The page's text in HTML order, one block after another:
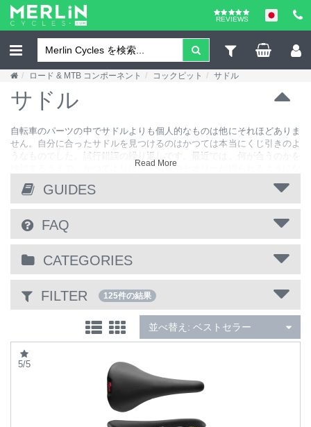
REVIEWS
ロード & MTB コンポーネント コックピット サドル
サドル
自転車のパーツの中でサドルよりも個人的なものは他にそれほどありま
せん。自分に合ったサドルを見つけるのはかつては本当にくじ引きのよ
うなものでした。試行錯誤の繰り返しです。最近では、何が合うのかを
検討するうえで、かつてよりは少々情報やセオリーが得られるようにな
りました。サドルにはさまざまな幅、湾曲、長さ、ノーズ形状がありま
す。フラット トップのものもありますし、のし棒のような形状のもの
もあります。もちろん女性専用のサドルもございます。タイムトライア
ル サドルやトライアスロン サドルは地球上で最も奇妙なものに見えま
すが、あらゆる美的/快適性よりはエアロダイナミック機能のための形
状になっています。Prologo、Fizik、Selle Italia、Astutte やその他の多
くの一流企業のサドル ブランドを非常に豊富に取り揃えています。
Read More
GUIDES
FAQ
CATEGORIES
FILTER 125件の結果
並べ替え: ベストセラー
5/5